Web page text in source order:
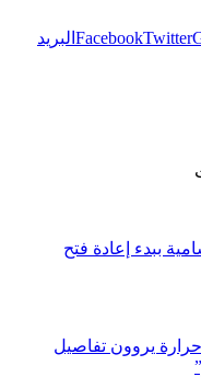
FacebookTwitter
البريد
ببدء إعادة فتح
يروون تفاصيل